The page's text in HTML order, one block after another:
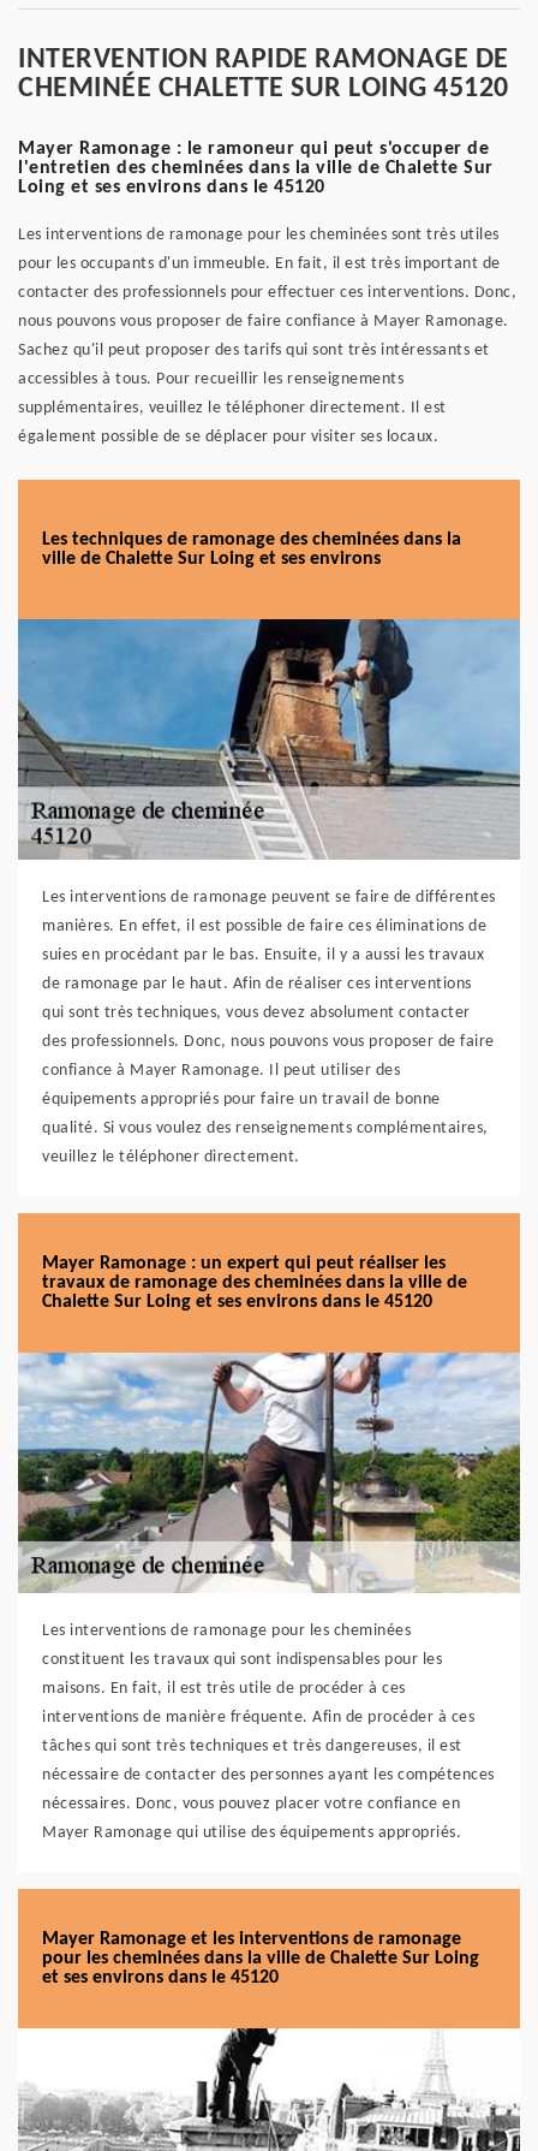
INTERVENTION RAPIDE RAMONAGE DE
CHEMINÉE CHALETTE SUR LOING 45120
Mayer Ramonage : le ramoneur qui peut s'occuper de
l'entretien des cheminées dans la ville de Chalette Sur
Loing et ses environs dans le 45120
Les interventions de ramonage pour les cheminées sont très utiles
pour les occupants d'un immeuble. En fait, il est très important de
contacter des professionnels pour effectuer ces interventions. Donc,
nous pouvons vous proposer de faire confiance à Mayer Ramonage.
Sachez qu'il peut proposer des tarifs qui sont très intéressants et
accessibles à tous. Pour recueillir les renseignements
supplémentaires, veuillez le téléphoner directement. Il est
également possible de se déplacer pour visiter ses locaux.
Les techniques de ramonage des cheminées dans la
ville de Chalette Sur Loing et ses environs
Les interventions de ramonage peuvent se faire de différentes
manières. En effet, il est possible de faire ces éliminations de
suies en procédant par le bas. Ensuite, il y a aussi les travaux
de ramonage par le haut. Afin de réaliser ces interventions
qui sont très techniques, vous devez absolument contacter
des professionnels. Donc, nous pouvons vous proposer de faire
confiance à Mayer Ramonage. Il peut utiliser des
équipements appropriés pour faire un travail de bonne
qualité. Si vous voulez des renseignements complémentaires,
veuillez le téléphoner directement.
Mayer Ramonage : un expert qui peut réaliser les
travaux de ramonage des cheminées dans la ville de
Chalette Sur Loing et ses environs dans le 45120
Les interventions de ramonage pour les cheminées
constituent les travaux qui sont indispensables pour les
maisons. En fait, il est très utile de procéder à ces
interventions de manière fréquente. Afin de procéder à ces
tâches qui sont très techniques et très dangereuses, il est
nécessaire de contacter des personnes ayant les compétences
nécessaires. Donc, vous pouvez placer votre confiance en
Mayer Ramonage qui utilise des équipements appropriés.
Mayer Ramonage et les interventions de ramonage
pour les cheminées dans la ville de Chalette Sur Loing
et ses environs dans le 45120